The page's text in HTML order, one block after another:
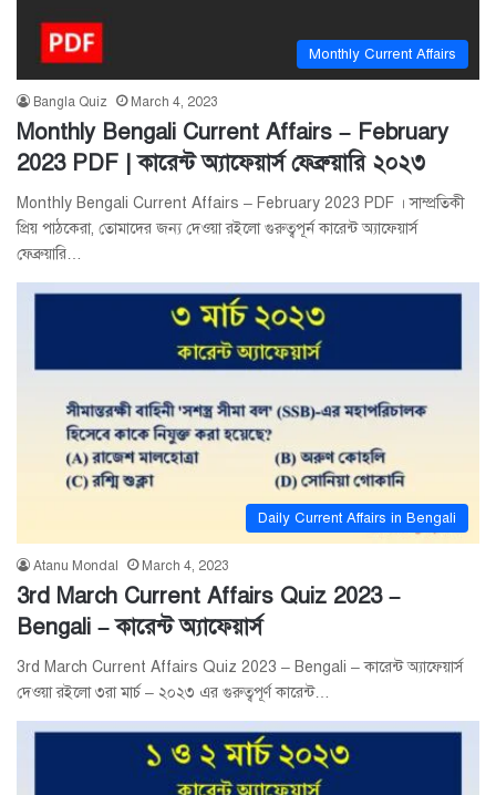
Monthly Current Affairs
Bangla Quiz March 4, 2023
Monthly Bengali Current Affairs – February
2023 PDF | কারেন্ট অ্যাফেয়ার্স ফেব্রুয়ারি ২০২৩
Monthly Bengali Current Affairs – February 2023 PDF । সাম্প্রতিকী
প্রিয় পাঠকেরা, তোমাদের জন্য দেওয়া রইলো গুরুত্বপূর্ন কারেন্ট অ্যাফেয়ার্স
ফেব্রুয়ারি…
Daily Current Affairs in Bengali
Atanu Mondal March 4, 2023
3rd March Current Affairs Quiz 2023 –
Bengali – কারেন্ট অ্যাফেয়ার্স
3rd March Current Affairs Quiz 2023 – Bengali – কারেন্ট অ্যাফেয়ার্স
দেওয়া রইলো ৩রা মার্চ – ২০২৩ এর গুরুত্বপূর্ণ কারেন্ট…